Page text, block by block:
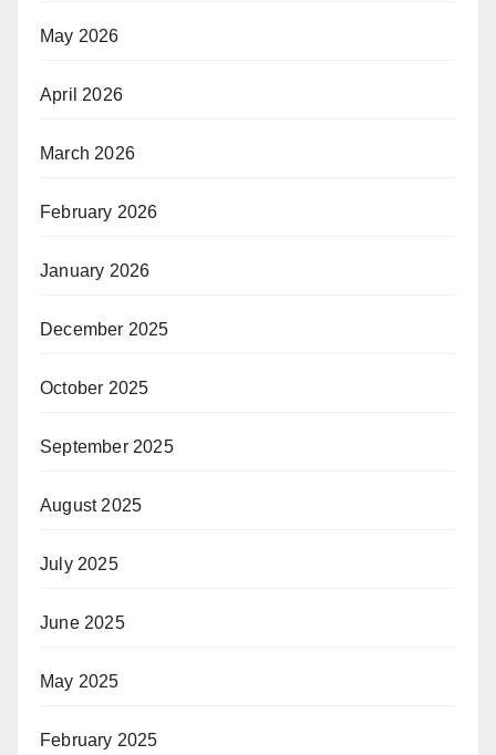
May 2026
April 2026
March 2026
February 2026
January 2026
December 2025
October 2025
September 2025
August 2025
July 2025
June 2025
May 2025
February 2025